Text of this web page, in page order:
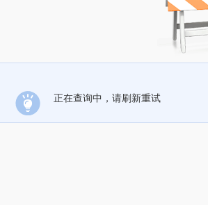
正在查询中，请刷新重试